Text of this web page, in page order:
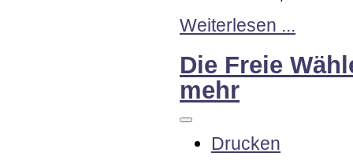
Weiterlesen ...
Die Freie
mehr
Drucken